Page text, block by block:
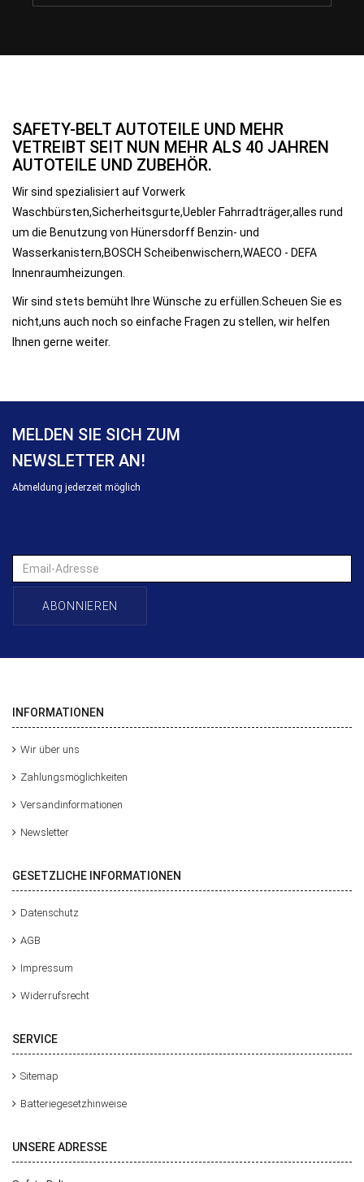
SAFETY-BELT AUTOTEILE UND MEHR
VETREIBT SEIT NUN MEHR ALS 40 JAHREN
AUTOTEILE UND ZUBEHÖR.
Wir sind spezialisiert auf Vorwerk
Waschbürsten,Sicherheitsgurte,Uebler Fahrradträger,alles rund
um die Benutzung von Hünersdorff Benzin- und
Wasserkanistern,BOSCH Scheibenwischern,WAECO - DEFA
Innenraumheizungen.
Wir sind stets bemüht Ihre Wünsche zu erfüllen.Scheuen Sie es
nicht,uns auch noch so einfache Fragen zu stellen, wir helfen
Ihnen gerne weiter.
MELDEN SIE SICH ZUM
NEWSLETTER AN!
Abmeldung jederzeit möglich
Email-
Adresse
ABONNIEREN
INFORMATIONEN
Wir über uns
Zahlungsmöglichkeiten
Versandinformationen
Newsletter
GESETZLICHE INFORMATIONEN
Datenschutz
AGB
Impressum
Widerrufsrecht
SERVICE
Sitemap
Batteriegesetzhinweise
UNSERE ADRESSE